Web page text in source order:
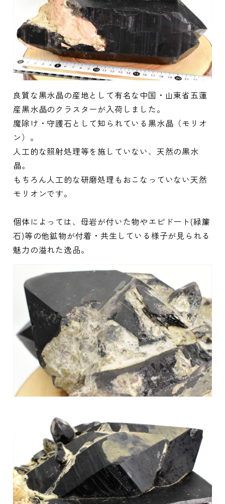
良質な黒水晶の産地として有名な中国・山東省五蓮
産黒水晶のクラスターが入荷しました。
魔除け・守護石として知られている黒水晶（モリオ
ン）。
人工的な照射処理等を施していない、天然の黒水
晶。
もちろん人工的な研磨処理もおこなっていない天然
モリオンです。
個体によっては、母岩が付いた物やエピドート(緑簾
石)等の他鉱物が付着・共生している様子が見られる
魅力の溢れた逸品。